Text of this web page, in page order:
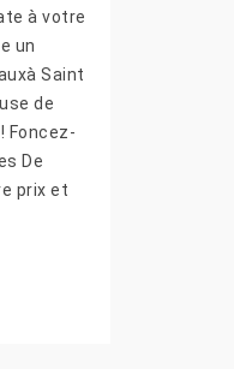
à votre
un
Saint
de
Foncez-
De
prix et